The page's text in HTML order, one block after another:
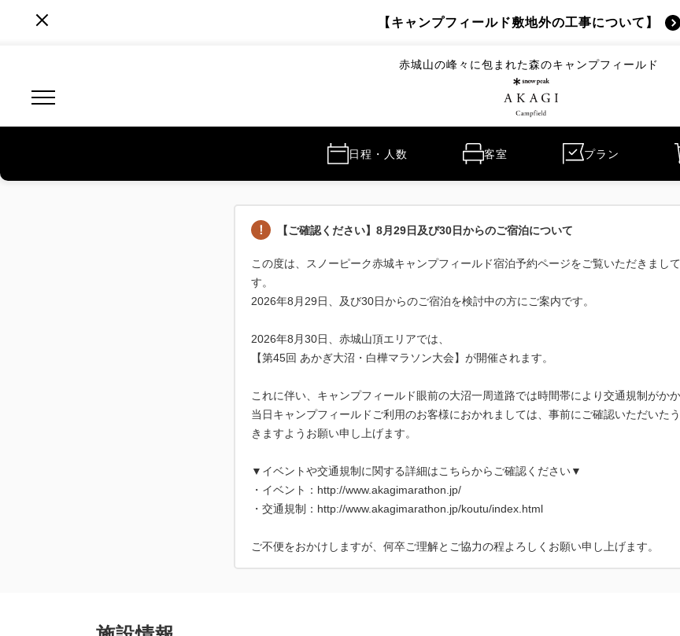
【キャンプフィールド敷地外の工事について】
赤城山の峰々に包まれた森のキャンプフィールド
日程・人数 客室 プラン
【ご確認ください】8月29日及び30日からのご宿泊について
この度は、スノーピーク赤城キャンプフィールド宿泊予約ページをご覧いただきまし
す。
2026年8月29日、及び30日からのご宿泊を検討中の方にご案内です。
2026年8月30日、赤城山頂エリアでは、
【第45回 あかぎ大沼・白樺マラソン大会】が開催されます。
これに伴い、キャンプフィールド眼前の大沼一周道路では時間帯により交通規制がかか
当日キャンプフィールドご利用のお客様におかれましては、事前にご確認いただいた
きますようお願い申し上げます。
▼イベントや交通規制に関する詳細はこちらからご確認ください▼
・イベント：http://www.akagimarathon.jp/
・交通規制：http://www.akagimarathon.jp/koutu/index.html